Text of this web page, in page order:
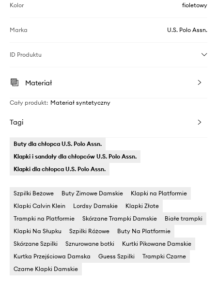
Kolor fioletowy
Marka U.S. Polo Assn.
ID Produktu
Materiał
Cały produkt: Materiał syntetyczny
Tagi
Buty dla chłopca U.S. Polo Assn.
Klapki i sandały dla chłopców U.S. Polo Assn.
Klapki dla chłopca U.S. Polo Assn.
Szpilki Beżowe Buty Zimowe Damskie
Klapki na Platformie
Klapki Calvin Klein
Lordsy Damskie
Klapki Złote
Trampki na Platformie
Skórzane Trampki Damskie
Białe trampki
Klapki Na Słupku
Szpilki Różowe
Buty Na Platformie
Skórzane Szpilki
Sznurowane botki
Kurtki Pikowane Damskie
Kurtka Przejściowa Damska
Guess Szpilki
Trampki Czarne
Czarne Klapki Damskie